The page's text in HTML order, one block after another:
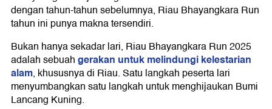
dengan tahun-tahun sebelumnya, Riau Bhayangkara Run
tahun ini punya makna tersendiri.
Bukan hanya sekadar lari, Riau Bhayangkara Run 2025
adalah sebuahgerakan untuk melindungi kelestarian
alam, khususnya di Riau. Satu langkah peserta lari
menyumbangkan satu langkah untuk menghijaukan Bumi
Lancang Kuning.